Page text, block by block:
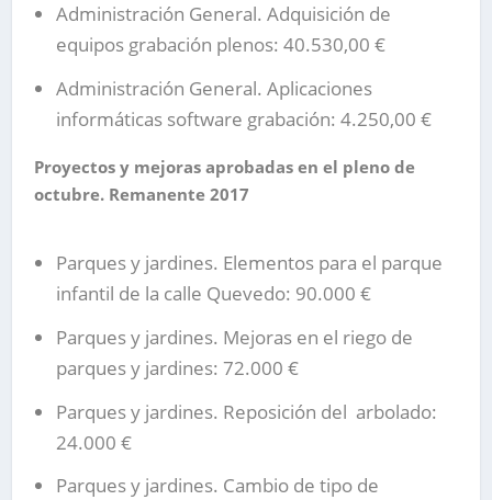
Administración General. Adquisición de
equipos grabación plenos: 40.530,00 €
Administración General. Aplicaciones
informáticas software grabación: 4.250,00 €
Proyectos y mejoras aprobadas en el pleno de
octubre. Remanente 2017
Parques y jardines. Elementos para el parque
infantil de la calle Quevedo: 90.000 €
Parques y jardines. Mejoras en el riego de
parques y jardines: 72.000 €
Parques y jardines. Reposición del arbolado:
24.000 €
Parques y jardines. Cambio de tipo de